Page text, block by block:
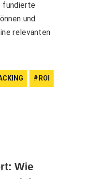
fundierte
und
relevanten
ROI
Wie